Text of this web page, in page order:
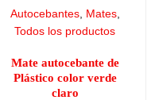
Autocebantes, Mates,
Todos los productos
Mate autocebante de
Plástico color verde
claro